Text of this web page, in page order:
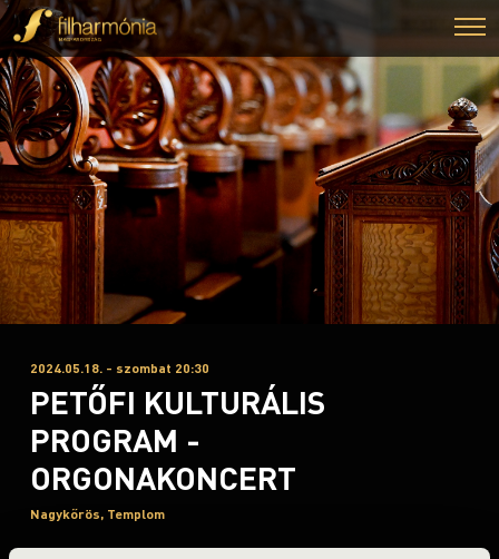
2024.05.18. - szombat 20:30
PETŐFI KULTURÁLIS
PROGRAM -
ORGONAKONCERT
Nagykőrös, Templom